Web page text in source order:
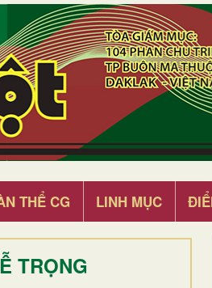
THỂ CG LINH MỤC
TRỌNG